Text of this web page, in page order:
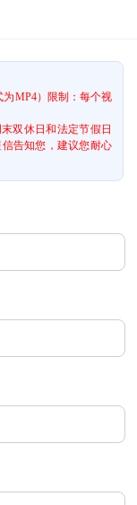
MP4）限制：每个视
双休日和法定节假日
告知您，建议您耐心